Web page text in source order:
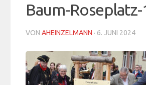
Baum-Roseplatz-
VON AHEINZELMANN · 6. JUNI 2024